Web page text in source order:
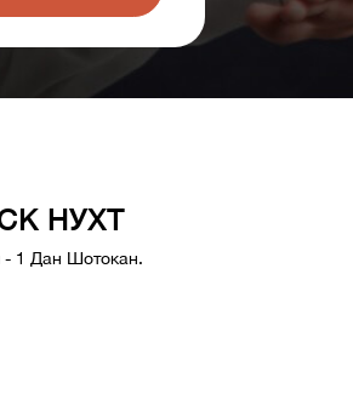
НУХТ
1 Дан Шотокан.